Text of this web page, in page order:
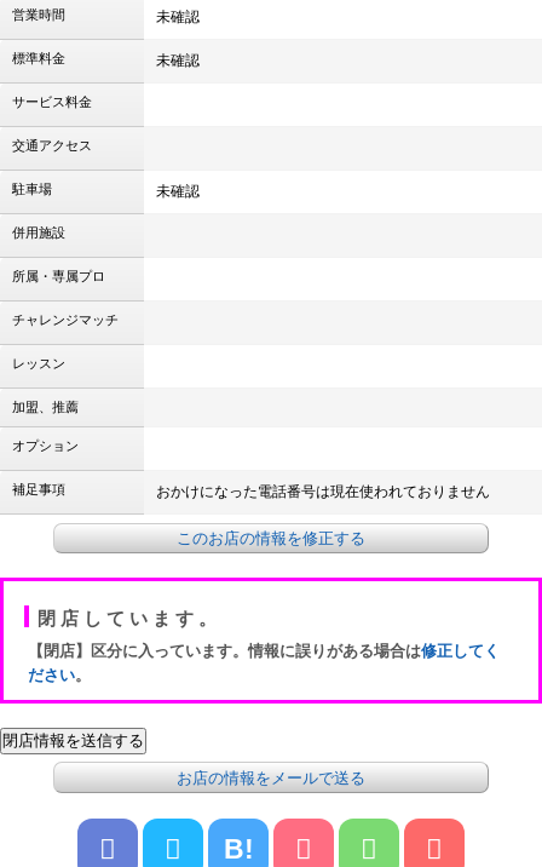
営業時間 未確認
標準料金 未確認
サービス料金
交通アクセス
駐車場 未確認
併用施設
所属・専属プロ
チャレンジマッチ
レッスン
加盟、推薦
オプション
補足事項 おかけになった電話番号は現在使われておりません
このお店の情報を修正する
閉店しています。
【閉店】区分に入っています。情報に誤りがある場合は修正してく
ださい。
お店の情報をメールで送る
B!